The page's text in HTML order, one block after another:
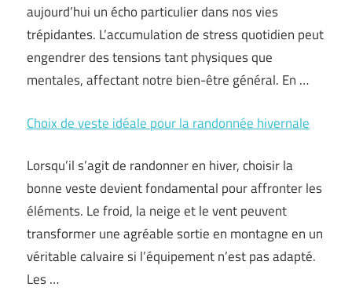
aujourd’hui un écho particulier dans nos vies
trépidantes. L’accumulation de stress quotidien peut
engendrer des tensions tant physiques que
mentales, affectant notre bien-être général. En …
Choix de veste idéale pour la randonnée hivernale
Lorsqu’il s’agit de randonner en hiver, choisir la
bonne veste devient fondamental pour affronter les
éléments. Le froid, la neige et le vent peuvent
transformer une agréable sortie en montagne en un
véritable calvaire si l’équipement n’est pas adapté.
Les …